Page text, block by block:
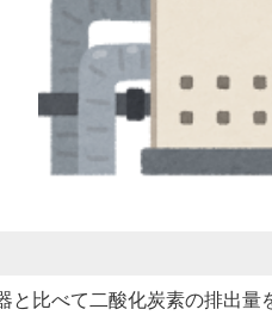
比べて二酸化炭素の排出量